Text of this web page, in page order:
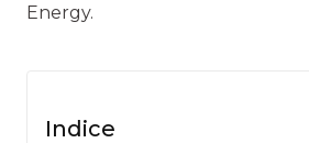
Energy.
Indice